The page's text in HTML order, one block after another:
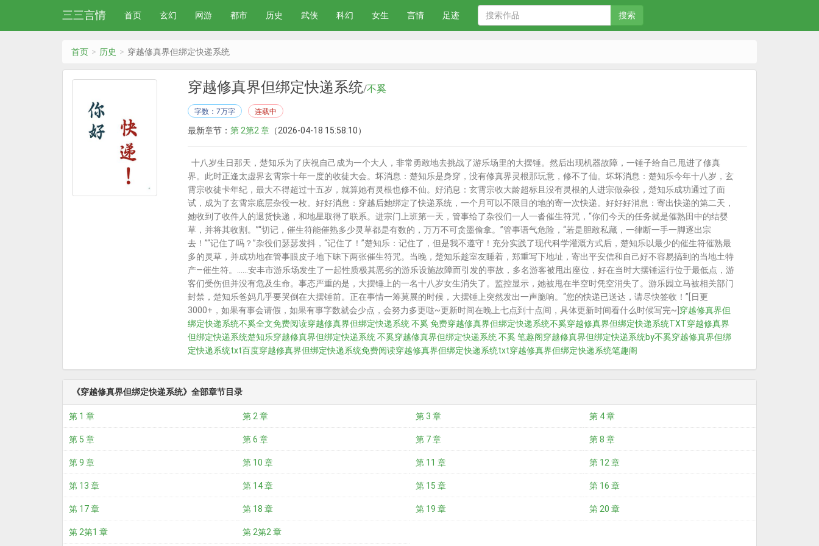
三三言情 首页 玄幻 网游 都市 历史 武侠 科幻 女生 言情 足迹 搜索
首页 历史 穿越修真界但绑定快递系统
穿越修真界但绑定快递系统/不奚
字数：7万字 连载中
最新章节： 第 2第2 章（2026-04-18 15:58:10）
十八岁生日那天，楚知乐为了庆祝自己成为一个大人，非常勇敢地去挑战了游乐场里的大摆锤。然后出现机器故障，一锤子给自己甩进了修真
界。此时正逢太虚界玄霄宗十年一度的收徒大会。坏消息：楚知乐是身穿，没有修真界灵根那玩意，修不了仙。坏坏消息：楚知乐今年十八岁，玄
霄宗收徒卡年纪，最大不得超过十五岁，就算她有灵根也修不仙。好消息：玄霄宗收大龄超标且没有灵根的人进宗做杂役，楚知乐成功通过了面
试，成为了玄霄宗底层杂役一枚。好好消息：穿越后她绑定了快递系统，一个月可以不限目的地的寄一次快递。好好好消息：寄出快递的第二天，
她收到了收件人的退货快递，和地星取得了联系。进宗门上班第一天，管事给了杂役们一人一沓催生符咒，“你们今天的任务就是催熟田中的结婴
草，并将其收割。”“切记，催生符能催熟多少灵草都是有数的，万万不可贪墨偷拿。”管事语气危险，“若是胆敢私藏，一律断一手一脚逐出宗
去！”“记住了吗？”杂役们瑟瑟发抖，“记住了！”楚知乐：记住了，但是我不遵守！充分实践了现代科学灌溉方式后，楚知乐以最少的催生符催熟最
多的灵草，并成功地在管事眼皮子地下昧下两张催生符咒。当晚，楚知乐趁室友睡着，郑重写下地址，寄出平安信和自己好不容易搞到的当地土特
产—催生符。......安丰市游乐场发生了一起性质极其恶劣的游乐设施故障而引发的事故，多名游客被甩出座位，好在当时大摆锤运行位于最低点，游
客们受伤但并没有危及生命。事态严重的是，大摆锤上的一名十八岁女生消失了。监控显示，她被甩在半空时凭空消失了。游乐园立马被相关部门
封禁，楚知乐爸妈几乎要哭倒在大摆锤前。正在事情一筹莫展的时候，大摆锤上突然发出一声脆响。“您的快递已送达，请尽快签收！”[日更
3000+，如果有事会请假，如果有事字数就会少点，会努力多更哒~更新时间在晚上七点到十点间，具体更新时间看什么时候写完~] 穿越修真界但
绑定快递系统不奚全文免费阅读穿越修真界但绑定快递系统 不奚 免费穿越修真界但绑定快递系统不奚穿越修真界但绑定快递系统TXT穿越修真界
但绑定快递系统楚知乐穿越修真界但绑定快递系统 不奚穿越修真界但绑定快递系统 不奚 笔趣阁穿越修真界但绑定快递系统by不奚穿越修真界但绑
定快递系统txt百度穿越修真界但绑定快递系统免费阅读穿越修真界但绑定快递系统txt穿越修真界但绑定快递系统笔趣阁
《穿越修真界但绑定快递系统》全部章节目录
第 1 章 第 2 章 第 3 章 第 4 章
第 5 章 第 6 章 第 7 章 第 8 章
第 9 章 第 10 章 第 11 章 第 12 章
第 13 章 第 14 章 第 15 章 第 16 章
第 17 章 第 18 章 第 19 章 第 20 章
第 2第1 章 第 2第2 章